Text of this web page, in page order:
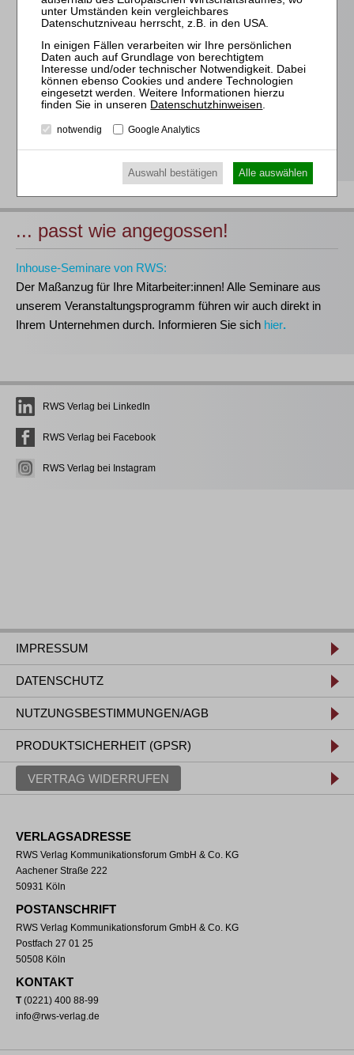
Für alle Endgeräte kompatible und browserbasierte
Online-Fortbildungen
Individuelle Assistenz bis zur Einwahl und Verbindung mit
unserem Online-Seminar
Hochwertige Unterlagen für die Teilnahme, ideal auch zum
späteren Nachschlagen
Erwerb des anerkannten
... passt wie angegossen!
Inhouse-Seminare von RWS:
Der Maßanzug für Ihre Mitarbeiter:innen! Alle Seminare aus
unserem Veranstaltungsprogramm führen wir auch direkt in
Ihrem Unternehmen durch. Informieren Sie sich hier.
RWS Verlag bei LinkedIn
RWS Verlag bei Facebook
RWS Verlag bei Instagram
IMPRESSUM
DATENSCHUTZ
NUTZUNGSBESTIMMUNGEN/AGB
PRODUKTSICHERHEIT (GPSR)
VERTRAG WIDERRUFEN
VERLAGSADRESSE
RWS Verlag Kommunikationsforum GmbH & Co. KG
Aachener Straße 222
50931 Köln
POSTANSCHRIFT
RWS Verlag Kommunikationsforum GmbH & Co. KG
Postfach 27 01 25
50508 Köln
KONTAKT
T(0221) 400 88-99
info@rws-verlag.de
Datenschutzhinweisen.
notwendig Google Analytics
Auswahl bestätigen Alle auswählen